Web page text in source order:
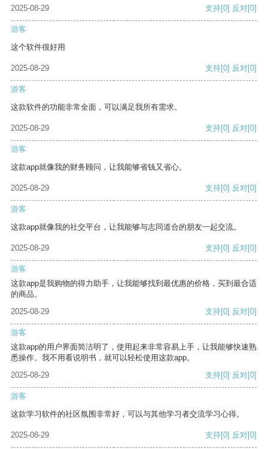
2025-08-29
支持[0] 反对[0]
游客
这个软件很好用
2025-08-29 支持[0] 反对[0]
游客
这款软件的功能非常全面，可以满足我所有需求。
2025-08-29 支持[0] 反对[0]
游客
这款app就像我的财务顾问，让我能够省钱又省心。
2025-08-29 支持[0] 反对[0]
游客
这款app就像我的社交平台，让我能够与志同道合的朋友一起交流。
2025-08-29 支持[0] 反对[0]
游客
这款app是我购物的得力助手，让我能够找到最优惠的价格，买到最合适
的商品。
2025-08-29
支持[0] 反对[0]
游客
这款app的用户界面简洁明了，使用起来非常容易上手，让我能够快速熟
悉操作。我不用看说明书，就可以轻松使用这款app。
2025-08-29
支持[0] 反对[0]
游客
这款学习软件的社区氛围非常好，可以与其他学习者交流学习心得。
2025-08-29 支持[0] 反对[0]